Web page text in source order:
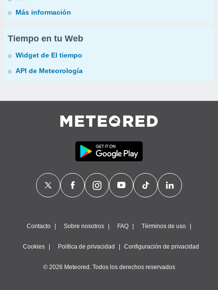
Más información
Tiempo en tu Web
Widget de El tiempo
API de Meteorología
Contacto Sobre nosotros FAQ Términos de uso
Cookies Política de privacidad Configuración de privacidad
© 2026 Meteored. Todos los derechos reservados